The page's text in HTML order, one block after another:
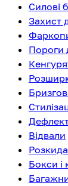
Силові
Захист
Пороги
Відвали
Бокси і